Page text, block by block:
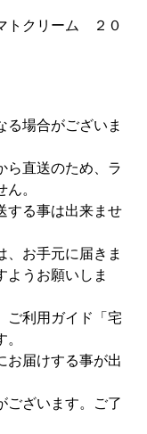
トクリーム ２０
場合がございま
ら直送のため、ラ
。
する事は出来ませ
お手元に届きま
ようお願いしま
ご利用ガイド「宅
お届けする事が出
ございます。ご了